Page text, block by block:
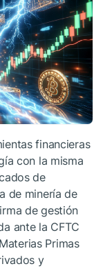
financieras
con la misma
de
de minería de
de gestión
ante la CFTC
Primas
y